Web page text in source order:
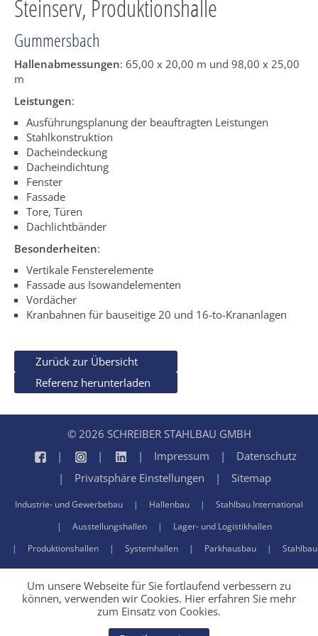
Steinserv, Produktionshalle
Gummersbach
Hallenabmessungen: 65,00 x 20,00 m und 98,00 x 25,00
m
Leistungen:
Ausführungsplanung der beauftragten Leistungen
Stahlkonstruktion
Dacheindeckung
Dacheindichtung
Fenster
Fassade
Tore, Türen
Dachlichtbänder
Besonderheiten:
Vertikale Fensterelemente
Fassade aus Isowandelementen
Vordächer
Kranbahnen für bauseitige 20 und 16-to-Krananlagen
Zurück zur Übersicht
Referenz herunterladen
© 2026 SCHREIBER STAHLBAU GMBH
Impressum
Datenschutz
Privatsphäre Einstellungen
Sitemap
Industrie- und Gewerbebau Hallenbau
Stahlbau International
Ausstellungshallen
Lager- und Logistikhallen
Produktionshallen
Systemhallen Parkhausbau Stahlbau
Um unsere Webseite für Sie fortlaufend verbessern zu
können, verwenden wir Cookies. Hier erfahren Sie mehr
zum Einsatz von Cookies.